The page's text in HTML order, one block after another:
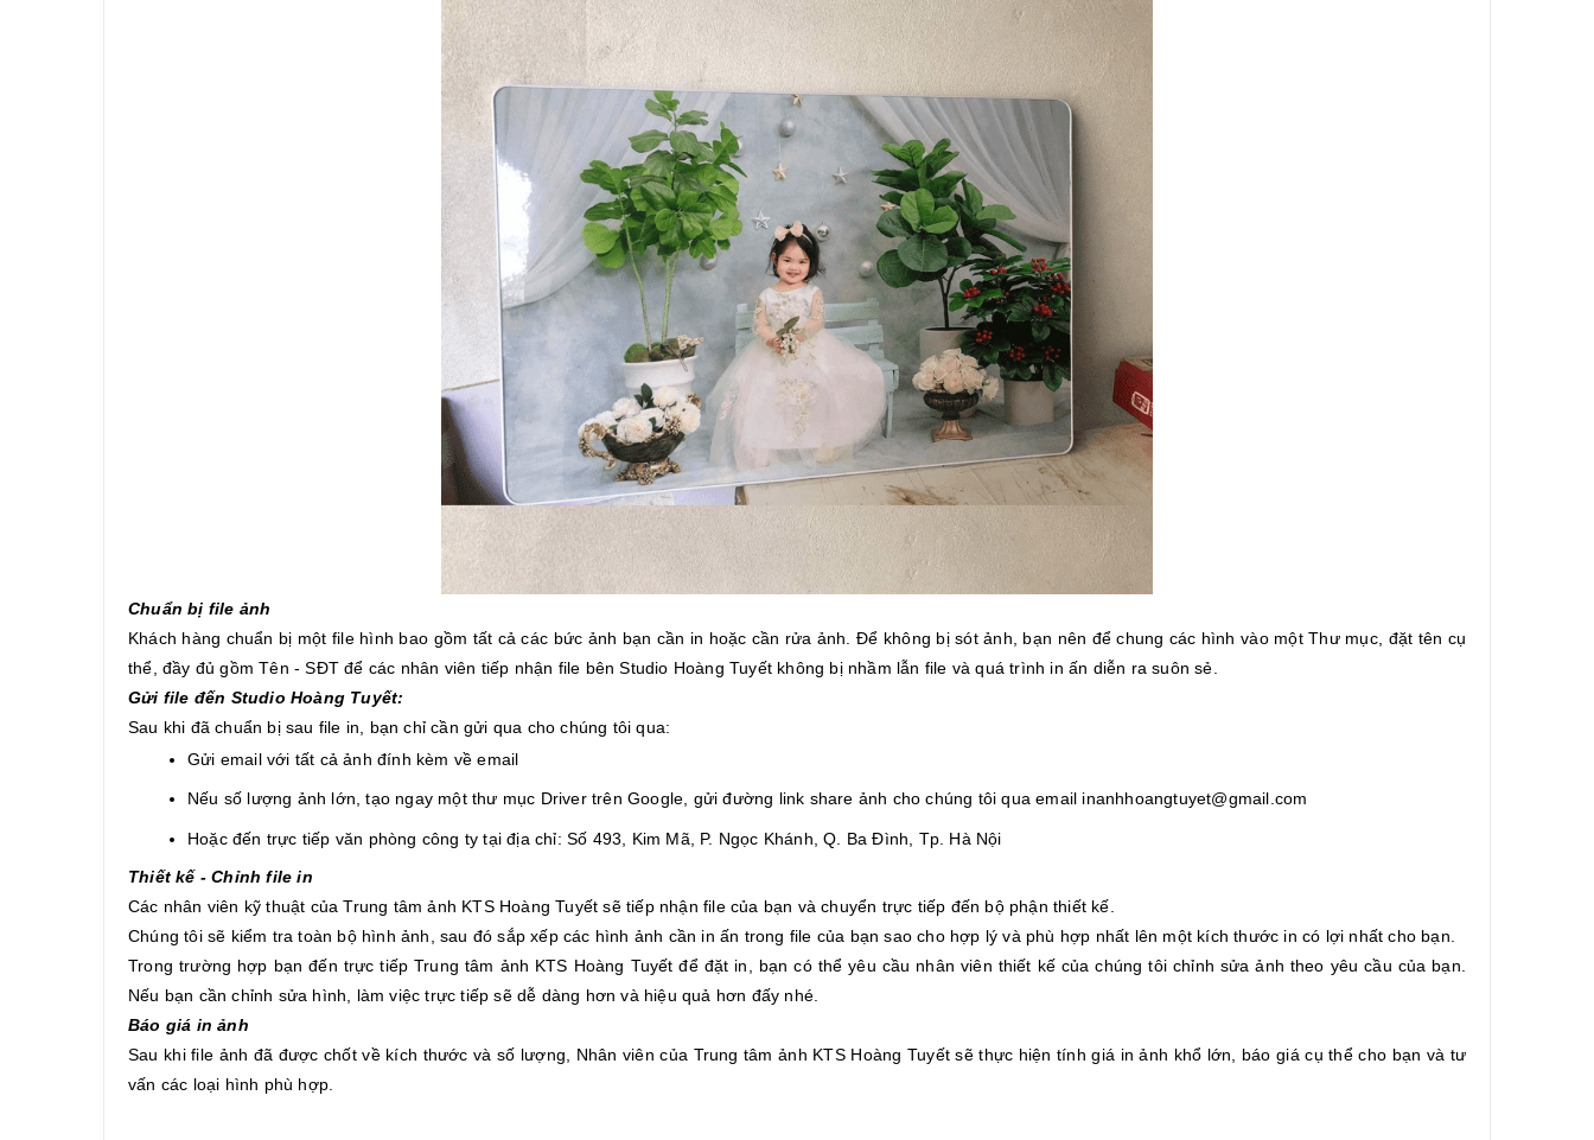
Chuẩn bị file ảnh
Khách hàng chuẩn bị một file hình bao gồm tất cả các bức ảnh bạn cần in hoặc cần rửa ảnh. Để không bị sót ảnh, bạn nên để chung các hình vào một Thư mục, đặt tên cụ
thể, đầy đủ gồm Tên - SĐT để các nhân viên tiếp nhận file bên Studio Hoàng Tuyết không bị nhầm lẫn file và quá trình in ấn diễn ra suôn sẻ.
Gửi file đến Studio Hoàng Tuyết:
Sau khi đã chuẩn bị sau file in, bạn chỉ cần gửi qua cho chúng tôi qua:
Gửi email với tất cả ảnh đính kèm về email
Nếu số lượng ảnh lớn, tạo ngay một thư mục Driver trên Google, gửi đường link share ảnh cho chúng tôi qua email inanhhoangtuyet@gmail.com
Hoặc đến trực tiếp văn phòng công ty tại địa chỉ: Số 493, Kim Mã, P. Ngọc Khánh, Q. Ba Đình, Tp. Hà Nội
Thiết kế - Chỉnh file in
Các nhân viên kỹ thuật của Trung tâm ảnh KTS Hoàng Tuyết sẽ tiếp nhận file của bạn và chuyển trực tiếp đến bộ phận thiết kế.
Chúng tôi sẽ kiểm tra toàn bộ hình ảnh, sau đó sắp xếp các hình ảnh cần in ấn trong file của bạn sao cho hợp lý và phù hợp nhất lên một kích thước in có lợi nhất cho bạn.
Trong trường hợp bạn đến trực tiếp Trung tâm ảnh KTS Hoàng Tuyết để đặt in, bạn có thể yêu cầu nhân viên thiết kế của chúng tôi chỉnh sửa ảnh theo yêu cầu của bạn.
Nếu bạn cần chỉnh sửa hình, làm việc trực tiếp sẽ dễ dàng hơn và hiệu quả hơn đấy nhé.
Báo giá in ảnh
Sau khi file ảnh đã được chốt về kích thước và số lượng, Nhân viên của Trung tâm ảnh KTS Hoàng Tuyết sẽ thực hiện tính giá in ảnh khổ lớn, báo giá cụ thể cho bạn và tư
vấn các loại hình phù hợp.